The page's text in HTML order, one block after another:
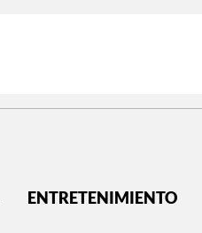
ENTRETENIMIENTO